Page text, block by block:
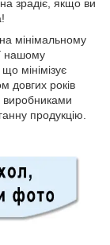
зрадіє, якщо ви
мінімальному
нашому
мінімізує
довгих років
виробниками
продукцію.